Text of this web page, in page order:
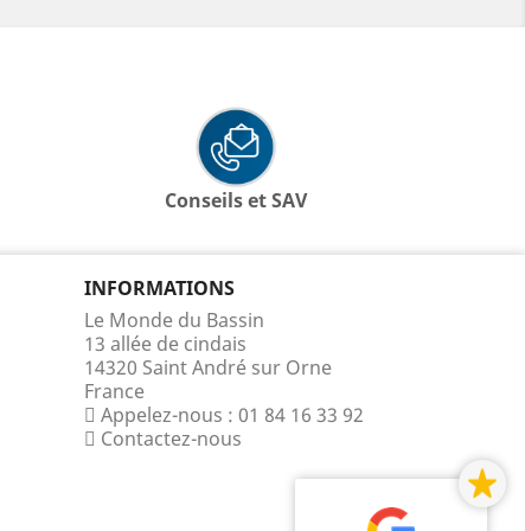
Conseils et SAV
INFORMATIONS
Le Monde du Bassin
13 allée de cindais
14320 Saint André sur Orne
France
Appelez-nous : 01 84 16 33 92
Contactez-nous